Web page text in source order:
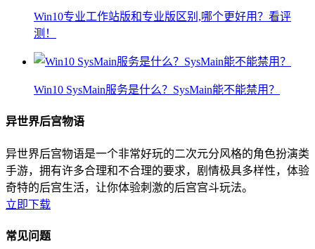
Win10专业工作站版和专业版区别,哪个更好用？看评
测！
Win10 SysMain服务是什么？SysMain能不能禁用？
异世界后宫物语
异世界后宫物语是一个非常好玩的二次元分风格的角色扮演类
手游，拥有许多合理和不合理的要求，剧情极具多样性，体验
奇特的后宫生活，让你体验刺激的后宫宫斗玩法。
立即下载
常见问题